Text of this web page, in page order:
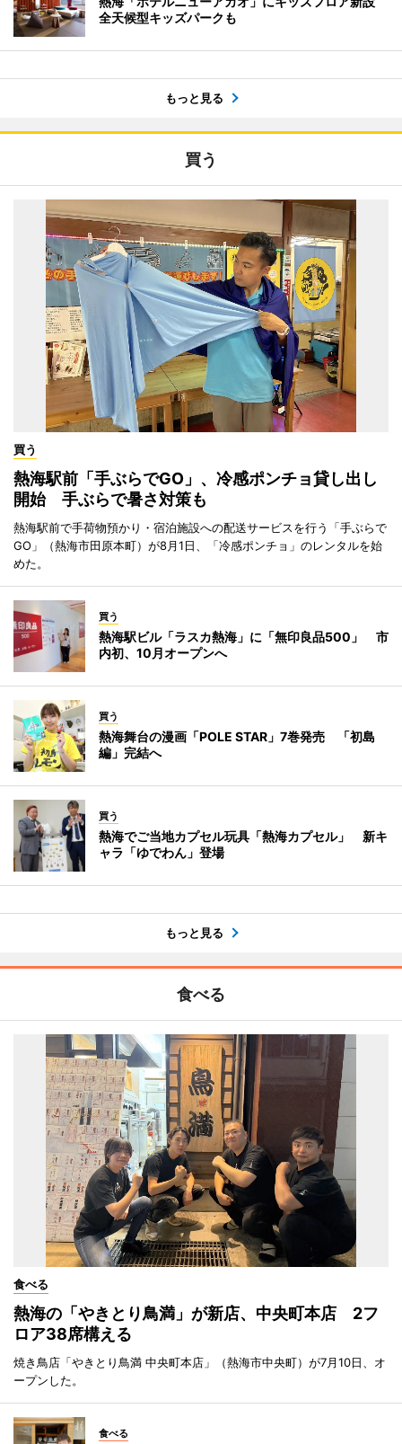
全天候型キッズパークも
もっと見る
買う
買う
熱海駅前「手ぶらでGO」、冷感ポンチョ貸し出し
開始 手ぶらで暑さ対策も
熱海駅前で手荷物預かり・宿泊施設への配送サービスを行う「手ぶらで
GO」（熱海市田原本町）が8月1日、「冷感ポンチョ」のレンタルを始
めた。
買う
熱海駅ビル「ラスカ熱海」に「無印良品500」 市
内初、10月オープンへ
買う
熱海舞台の漫画「POLE STAR」7巻発売 「初島
編」完結へ
買う
熱海でご当地カプセル玩具「熱海カプセル」 新キ
ャラ「ゆでわん」登場
もっと見る
食べる
食べる
熱海の「やきとり鳥満」が新店、中央町本店 2フ
ロア38席構える
焼き鳥店「やきとり鳥満 中央町本店」（熱海市中央町）が7月10日、オ
ープンした。
食べる